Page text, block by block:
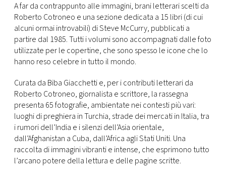
A far da contrappunto alle immagini, brani letterari scelti da
Roberto Cotroneo e una sezione dedicata a 15 libri (di cui
alcuni ormai introvabili) di Steve McCurry, pubblicati a
partire dal 1985. Tutti i volumi sono accompagnati dalle foto
utilizzate per le copertine, che sono spesso le icone che lo
hanno reso celebre in tutto il mondo.
Curata da Biba Giacchetti e, per i contributi letterari da
Roberto Cotroneo, giornalista e scrittore, la rassegna
presenta 65 fotografie, ambientate nei contesti più vari:
luoghi di preghiera in Turchia, strade dei mercati in Italia, tra
i rumori dell’India e i silenzi dell’Asia orientale,
dall’Afghanistan a Cuba, dall’Africa agli Stati Uniti. Una
raccolta di immagini vibranti e intense, che esprimono tutto
l’arcano potere della lettura e delle pagine scritte.